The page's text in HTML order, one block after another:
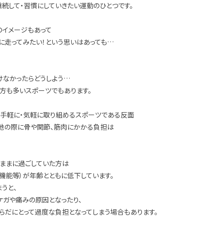
て・習慣にしていきたい運動のひとつです。
メージもあって
走ってみたい！という思いはあっても…
なかったらどうしよう…
も多いスポーツでもあります。
軽に・気軽に取り組めるスポーツである反面
の際に骨や関節、筋肉にかかる負担は
まに過ごしていた方は
等）が年齢とともに低下しています。
と、
や痛みの原因となったり、
にとって過度な負担となってしまう場合もあります。